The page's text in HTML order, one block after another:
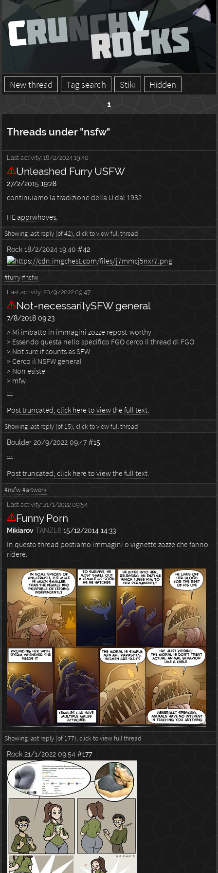
New thread Tag search Stiki Hidden
1
Threads under "nsfw"
Last activity:18/2/2024 19:40
Unleashed Furry USFW
27/2/2015 19:28
continuiamo la tradizione della U dal 1932.
HE apprwhoves.
Showing last reply (of 42), click to view full thread
Rock 18/2/2024 19:40 #42
#furry#nsfw
Last activity:20/9/2022 09:47
Not-necessarilySFW general
7/8/2018 09:23
> Mi imbatto in immagini zozze repost-worthy
> Essendo questa nello specifico FGO cerco il thread di FGO
> Not sure if counts as SFW
> Cerco il NSFW general
> Non esiste
> mfw
...
Post truncated, click here to view the full text.
Showing last reply (of 15), click to view full thread
Boulder 20/9/2022 09:47 #15
...
Post truncated, click here to view the full text.
#nsfw #artwork
Last activity:21/1/2022 09:54
Funny Porn
Mikiarov TANZL6 15/12/2014 14:33
In questo thread postiamo immagini o vignette zozze che fanno
ridere.
Showing last reply (of 177), click to view full thread
Rock 21/1/2022 09:54 #177